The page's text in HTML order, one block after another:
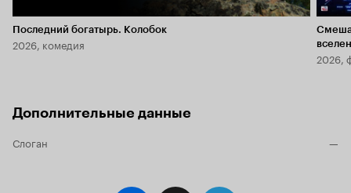
Последний богатырь. Колобок
2026, комедия
2026,
Дополнительные данные
Слоган —